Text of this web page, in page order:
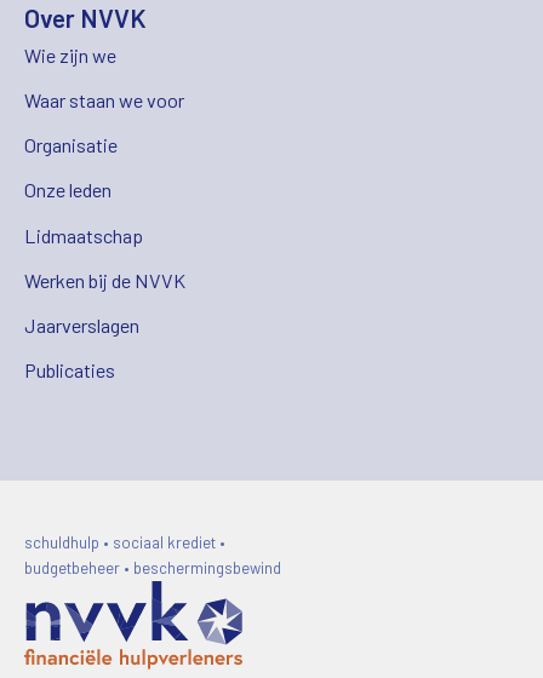
Over NVVK
Wie zijn we
Waar staan we voor
Organisatie
Onze leden
Lidmaatschap
Werken bij de NVVK
Jaarverslagen
Publicaties
schuldhulp • sociaal krediet •
budgetbeheer • beschermingsbewind